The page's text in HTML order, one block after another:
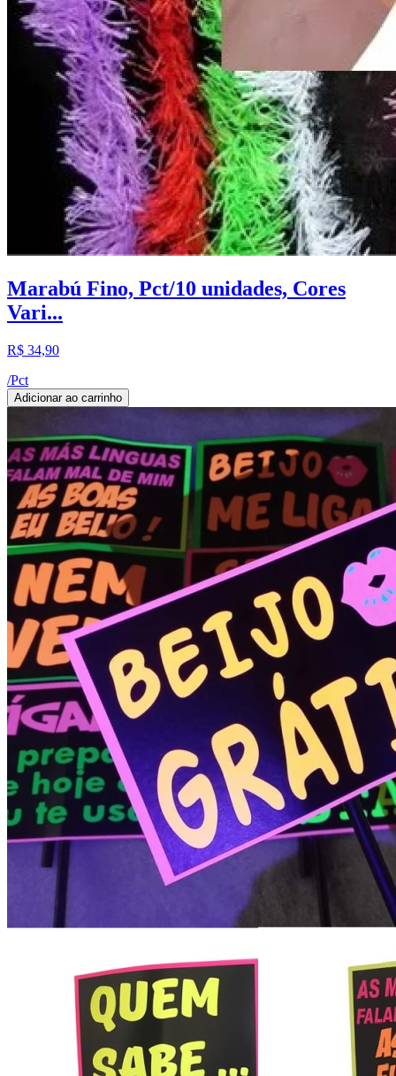
Marabú Fino, Pct/10 unidades, Cores
Vari...
R$ 34,90
/Pct
Adicionar ao carrinho